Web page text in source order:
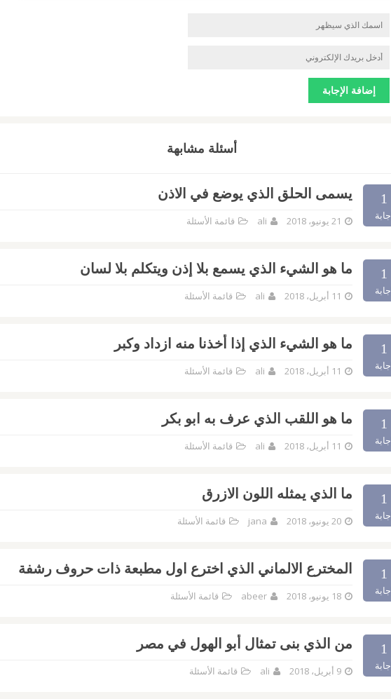
أسئلة مشابهة
1
إجابة
يسمى الحلق الذي يوضع في الاذن
21 يونيو، 2018 ali قائمة الأسئلة
1
إجابة
ما هو الشيء الذي يسمع بلا إذن ويتكلم بلا لسان
11 أبريل، 2018 ali قائمة الأسئلة
1
إجابة
ما هو الشيء الذي إذا أخذنا منه ازداد وكبر
11 أبريل، 2018 ali قائمة الأسئلة
1
إجابة
ما هو اللقب الذي عرف به ابو بكر
11 أبريل، 2018 ali قائمة الأسئلة
1
إجابة
ما الذي يمثله اللون الازرق
20 يونيو، 2018 jana قائمة الأسئلة
1
إجابة
المخترع الالماني الذي اخترع اول مطبعة ذات حروف رشفة
18 يونيو، 2018 abeer قائمة الأسئلة
1
إجابة
من الذي بنى تمثال أبو الهول في مصر
9 أبريل، 2018 ali قائمة الأسئلة